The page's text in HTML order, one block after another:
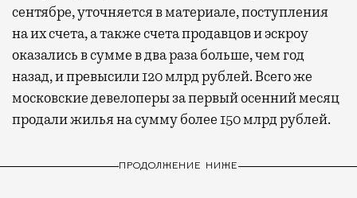
сентябре, уточняется в материале, поступления
на их счета, а также счета продавцов и эскроу
оказались в сумме в два раза больше, чем год
назад, и превысили 120 млрд рублей. Всего же
московские девелоперы за первый осенний месяц
продали жилья на сумму более 150 млрд рублей.
ПРОДОЛЖЕНИЕ НИЖЕ